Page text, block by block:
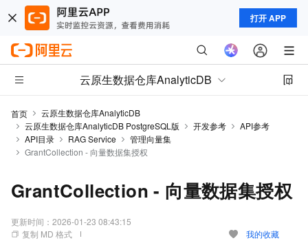
打开 APP
云原生数据仓库AnalyticDB
首页
云原生数据仓库AnalyticDB
云原生数据仓库AnalyticDB PostgreSQL版
开发参考
API参考
API目录
RAG Service
管理向量集
GrantCollection - 向量数据集授权
GrantCollection - 向量数据集授权
更新时间： 2026-01-23 08:43:15
复制 MD 格式
我的收藏